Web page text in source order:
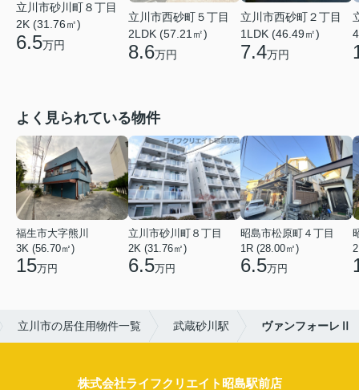
立川市砂川町８丁目
2K (31.76㎡)
6.5万円
立川市西砂町５丁目
2LDK (57.21㎡)
8.6万円
立川市西砂町２丁目
1LDK (46.49㎡)
7.4万円
よく見られている物件
福生市大字熊川
3K (56.70㎡)
15万円
立川市砂川町８丁目
2K (31.76㎡)
6.5万円
昭島市松原町４丁目
1R (28.00㎡)
6.5万円
立川市の居住用物件一覧 武蔵砂川駅 ヴァンフォーレⅡ
株式会社ライフクリエイト昭島駅前店